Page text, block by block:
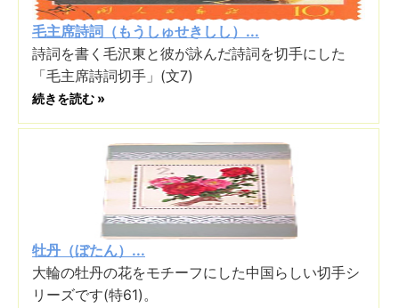
毛主席詩詞（もうしゅせきしし）...
詩詞を書く毛沢東と彼が詠んだ詩詞を切手にした
「毛主席詩詞切手」(文7)
続きを読む »
牡丹（ぼたん）...
大輪の牡丹の花をモチーフにした中国らしい切手シ
リーズです(特61)。